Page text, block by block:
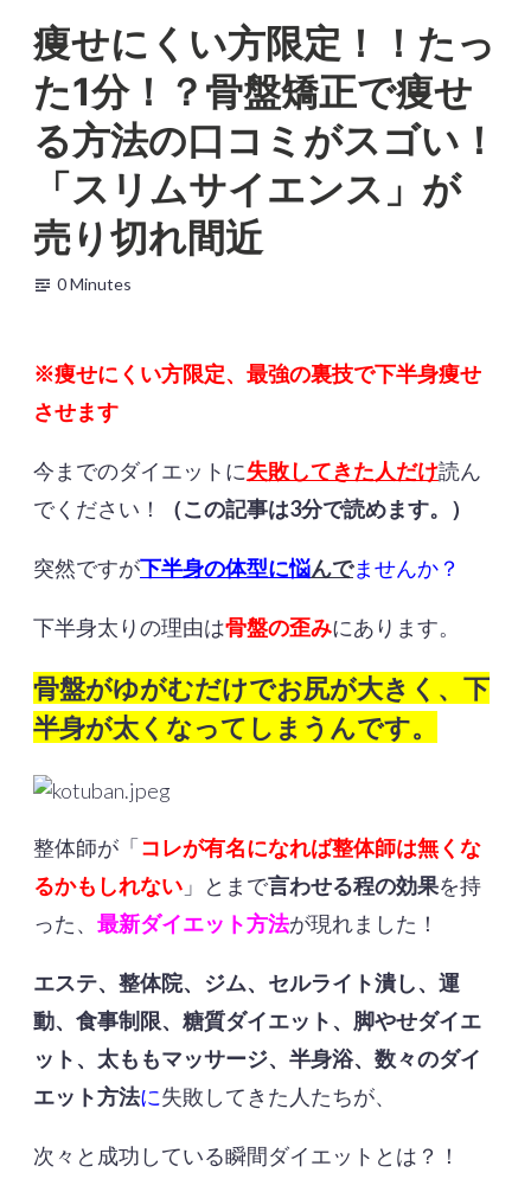
content
痩せにくい方限定！！たっ
た1分！？骨盤矯正で痩せ
る方法の口コミがスゴい‎！
「スリムサイエンス」が
売り切れ間近
b
e
a
u
f
r
e
ス
リ
ム
サ
イ
ス
2
0
1
8
年
3
日
0 Minutes
※痩せにくい方限定、最強の裏技で下半身痩せ
させます
今までのダイエットに失敗してきた人だけ読ん
でください！
（この記事は3分で読めます。）
突然ですが下半身の体型に悩んでませんか？
下半身太りの理由は骨盤の歪みにあります。
骨盤がゆがむだけでお尻が大きく、下
半身が太くなってしまうんです。
整体師が「コレが有名になれば整体師は無くな
るかもしれない 」とまで言わせる程の効果を持
った、 最新ダイエット方法が現れました！
エステ、整体院、ジム、セルライト潰し、運
動、食事制限、糖質ダイエット、脚やせダイエ
ット、太ももマッサージ、半身浴、 数々のダイ
エット方法に失敗してきた人たちが、
次々と成功している瞬間ダイエットとは？！